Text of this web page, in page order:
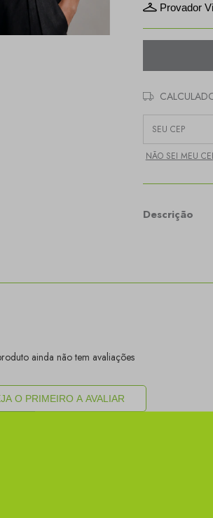
Provador
Entregas para o
NÃO SEI MEU
Descrição
ainda não tem avaliações
O PRIMEIRO A AVALIAR